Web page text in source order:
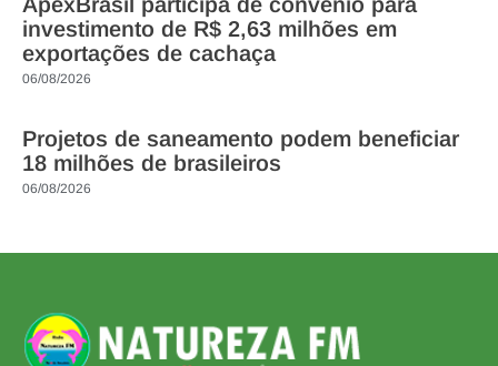
investimento de R$ 2,63 milhões em
exportações de cachaça
06/08/2026
Projetos de saneamento podem beneficiar
18 milhões de brasileiros
06/08/2026